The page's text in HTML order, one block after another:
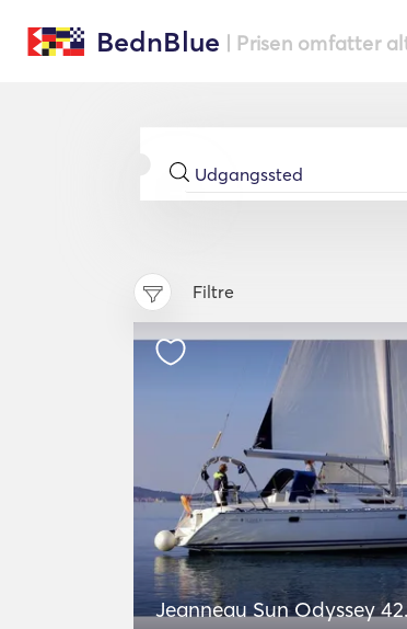
BednBlue | Prisen omfatter
Filtre
Jeanneau Sun Odyssey